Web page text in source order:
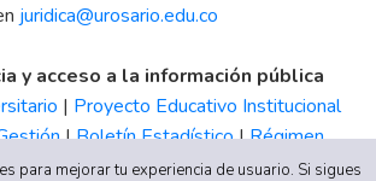
juridica@urosario.edu.co
y acceso a la información pública
| Proyecto Educativo Institucional
|Boletín Estadístico|Régimen
Financieros |Código de Ética| Canal
para mejorar tu experiencia de usuario. Si sigues